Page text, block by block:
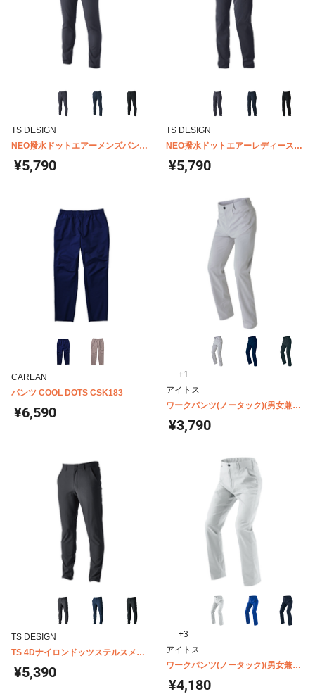
TS DESIGN
NEO撥水ドットエアーメンズパンツ
9012
¥5,790
TS DESIGN
NEO撥水ドットエアーレディースパ
ンツ 90121
¥5,790
CAREAN
パンツ COOL DOTS CSK183
¥6,590
+1
アイトス
ワークパンツ(ノータック)(男女兼用)
AZ-2950
¥3,790
TS DESIGN
TS 4Dナイロンドッツステルスメン
ズマルチパンツ 9042
¥5,390
+3
アイトス
ワークパンツ(ノータック)(男女兼用)
AZ-3350
¥4,180